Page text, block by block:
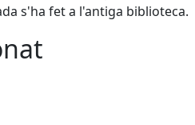
s'ha fet a l'antiga biblioteca.